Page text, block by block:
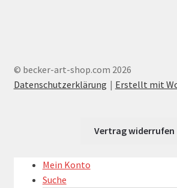
© becker-art-shop.com 2026
Datenschutzerklärung
Erstellt mit
Vertrag widerrufen
Mein Konto
Suche